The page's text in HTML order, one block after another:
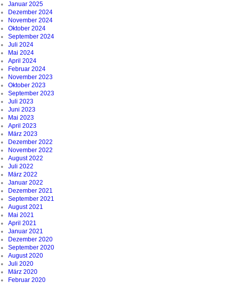
Januar 2025
Dezember 2024
November 2024
Oktober 2024
September 2024
Juli 2024
Mai 2024
April 2024
Februar 2024
November 2023
Oktober 2023
September 2023
Juli 2023
Juni 2023
Mai 2023
April 2023
März 2023
Dezember 2022
November 2022
August 2022
Juli 2022
März 2022
Januar 2022
Dezember 2021
September 2021
August 2021
Mai 2021
April 2021
Januar 2021
Dezember 2020
September 2020
August 2020
Juli 2020
März 2020
Februar 2020